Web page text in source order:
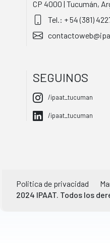
CP 4000 | Tucumán,
Tel.: + 54 (381)
SEGUINOS
/ipaat_tucuman
/ipaat_tucuman
Politica de privacidad
2024 IPAAT. Todos los